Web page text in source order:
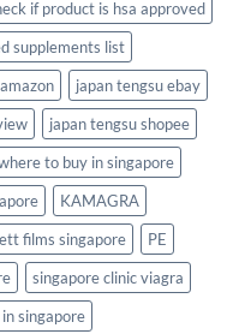
if product is hsa approved
supplements list
japan tengsu ebay
japan tengsu shopee
to buy in singapore
KAMAGRA
films singapore
PE
singapore clinic viagra
singapore